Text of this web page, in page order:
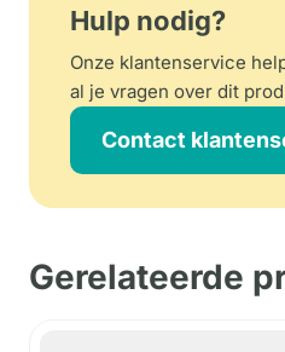
Hulp nodig?
Onze klantenservice
al je vragen over dit
Contact
Gerelateerde